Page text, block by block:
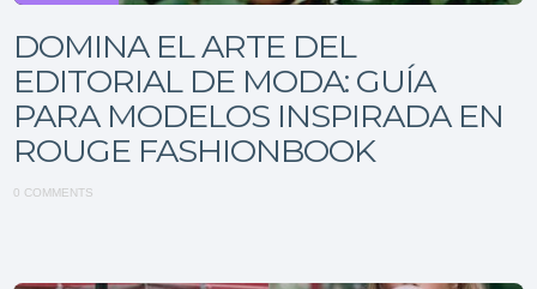
DOMINA EL ARTE DEL
EDITORIAL DE MODA: GUÍA
PARA MODELOS INSPIRADA EN
ROUGE FASHIONBOOK
0 COMMENTS